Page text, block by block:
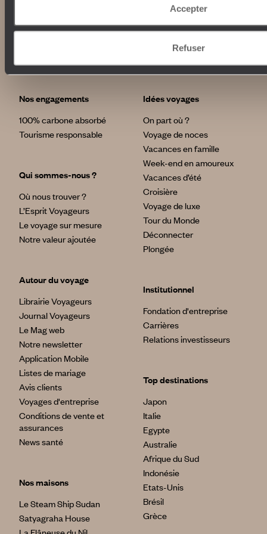
Accepter
Refuser
Séjourner dans un hôtel de charme, à l’écart de l’agitation
tourisitique, pour profiter en toute sérénité de la lumière
Revivre « le Mépris » (ou se prendre pour Hervé Villard) à
comparer les parfums.
Faire une randonnée tout contre la mer le long des chemins
Nos engagements
100% carbone absorbé
Tourisme responsable
Qui sommes-nous ?
Où nous trouver ?
L’Esprit Voyageurs
Le voyage sur mesure
Notre valeur ajoutée
Autour du voyage
Librairie Voyageurs
Journal Voyageurs
Le Mag web
Notre newsletter
Application Mobile
Listes de mariage
Avis clients
Voyages d'entreprise
Conditions de vente et
assurances
News santé
Nos maisons
Le Steam Ship Sudan
Satyagraha House
Idées voyages
On part où ?
Voyage de noces
Vacances en famille
Week-end en amoureux
Vacances d’été
Croisière
Voyage de luxe
Tour du Monde
Déconnecter
Plongée
Institutionnel
Fondation d'entreprise
Carrières
Relations investisseurs
Top destinations
Japon
Italie
Egypte
Australie
Afrique du Sud
Indonésie
Etats-Unis
Brésil
Grèce